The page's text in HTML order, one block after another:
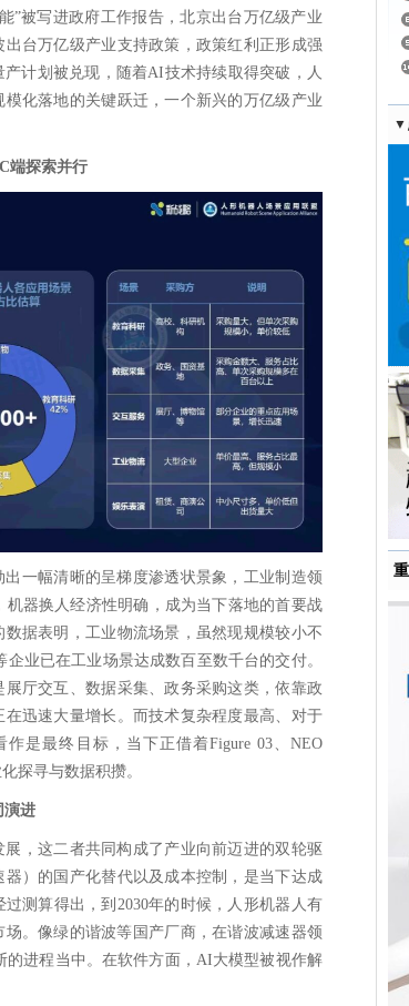
”被写进政府工作报告，北京出台万亿级产业
台万亿级产业支持政策，政策红利正形成强
计划被兑现，随着AI技术持续取得突破，人
化落地的关键跃迁，一个新兴的万亿级产业
端探索并行
一幅清晰的呈梯度渗透状景象，工业制造领
器换人经济性明确，成为当下落地的首要战
据表明，工业物流场景，虽然现规模较小不
业已在工业场景达成数百至数千台的交付。
厅交互、数据采集、政务采购这类，依靠政
迅速大量增长。而技术复杂程度最高、对于
是最终目标，当下正借着Figure 03、NEO
探寻与数据积攒。
演进
，这二者共同构成了产业向前迈进的双轮驱
）的国产化替代以及成本控制，是当下达成
测算得出，到2030年的时候，人形机器人有
。像绿的谐波等国产厂商，在谐波减速器领
进程当中。在软件方面，AI大模型被视作解
▼